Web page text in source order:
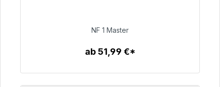
99,00 €
NF 1 Master
ab 51,99 €*